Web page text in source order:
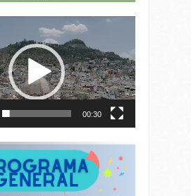
00:30